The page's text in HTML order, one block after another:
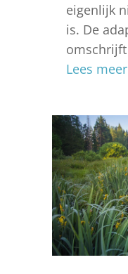
eigenlijk
is. De
omschrijft
Lees meer